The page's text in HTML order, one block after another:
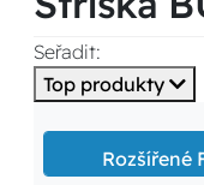
Seřadit:
Top produkty
Rozšířené